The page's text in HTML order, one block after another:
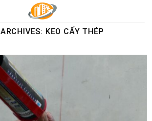
KEO CẤY THÉP